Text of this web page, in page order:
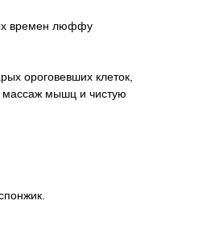
времен люффу
ороговевших клеток,
массаж мышц и чистую